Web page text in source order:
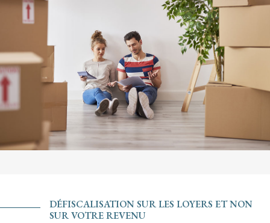
DÉFISCALISATION SUR LES LOYERS ET NON
SUR VOTRE REVENU